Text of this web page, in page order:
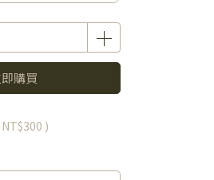
購買
NT$300 )